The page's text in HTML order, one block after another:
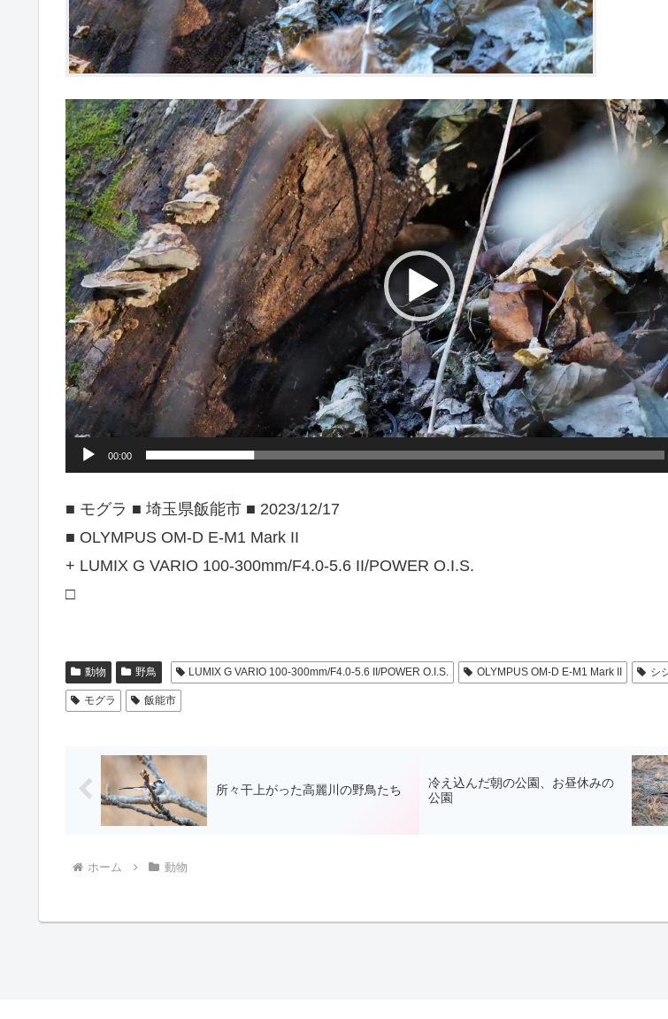
動
画
プ
レ
ー
ヤ
ー
00:00
■ モグラ ■ 埼玉県飯能市 ■ 2023/12/17
■ OLYMPUS OM-D E-M1 Mark II
+ LUMIX G VARIO 100-300mm/F4.0-5.6 II/POWER O.I.S.
□
動物 野鳥 LUMIX G VARIO 100-300mm/F4.0-5.6 II/POWER O.I.S. OLYMPUS OM-D E-M1 Mark II シ
モグラ 飯能市
所々干上がった高麗川の野鳥たち
冷え込んだ朝の公園、お昼休みの
公園
ホーム 動物